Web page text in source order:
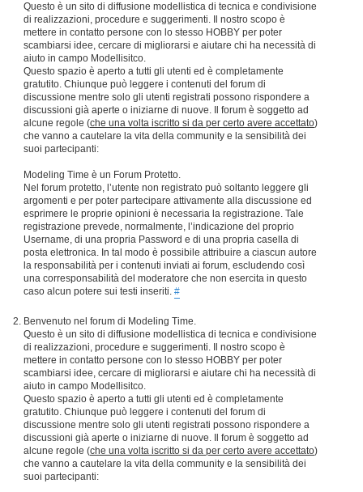
Questo è un sito di diffusione modellistica di tecnica e condivisione
di realizzazioni, procedure e suggerimenti. Il nostro scopo è
mettere in contatto persone con lo stesso HOBBY per poter
scambiarsi idee, cercare di migliorarsi e aiutare chi ha necessità di
aiuto in campo Modellisitco.
Questo spazio è aperto a tutti gli utenti ed è completamente
gratutito. Chiunque può leggere i contenuti del forum di
discussione mentre solo gli utenti registrati possono rispondere a
discussioni già aperte o iniziarne di nuove. Il forum è soggetto ad
alcune regole (che una volta iscritto si da per certo avere accettato)
che vanno a cautelare la vita della community e la sensibilità dei
suoi partecipanti:
Modeling Time è un Forum Protetto.
Nel forum protetto, l’utente non registrato può soltanto leggere gli
argomenti e per poter partecipare attivamente alla discussione ed
esprimere le proprie opinioni è necessaria la registrazione. Tale
registrazione prevede, normalmente, l’indicazione del proprio
Username, di una propria Password e di una propria casella di
posta elettronica. In tal modo è possibile attribuire a ciascun autore
la responsabilità per i contenuti inviati ai forum, escludendo così
una corresponsabilità del moderatore che non esercita in questo
caso alcun potere sui testi inseriti. #
Benvenuto nel forum di Modeling Time.
Questo è un sito di diffusione modellistica di tecnica e condivisione
di realizzazioni, procedure e suggerimenti. Il nostro scopo è
mettere in contatto persone con lo stesso HOBBY per poter
scambiarsi idee, cercare di migliorarsi e aiutare chi ha necessità di
aiuto in campo Modellisitco.
Questo spazio è aperto a tutti gli utenti ed è completamente
gratutito. Chiunque può leggere i contenuti del forum di
discussione mentre solo gli utenti registrati possono rispondere a
discussioni già aperte o iniziarne di nuove. Il forum è soggetto ad
alcune regole (che una volta iscritto si da per certo avere accettato)
che vanno a cautelare la vita della community e la sensibilità dei
suoi partecipanti: